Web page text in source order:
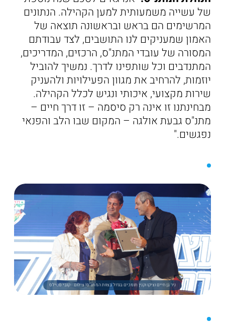
של עשייה משמעותית למען הקהילה. הנתונים
המרשימים הם בראש ובראשונה תוצאה של
האמון שמעניקים לנו התושבים, לצד עבודתם
המסורה של עובדי המתנ"ס, הרכזים, המדריכים,
המתנדבים וכל שותפינו לדרך. נמשיך להוביל
יוזמות, להרחיב את מגוון הפעילויות ולהעניק
שירות מקצועי, איכותי ונגיש לכלל הקהילה.
מבחינתנו זו אינה רק סיסמה – זו דרך חיים –
מתנ"ס גבעת אולגה – המקום שבו הלב והפנאי
נפגשים."
ניר בן חיים וציקו וקנין תומכים בגדול בצוות המתנ"ס! צילום - קובי סטילס